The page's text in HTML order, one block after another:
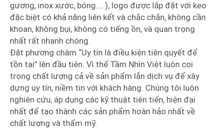
gương, inox xước, bóng…. ), logo được lắp đặt với keo
đặc biệt có khả năng liên kết và chắc chắn, không cần
khoan, không bụi, không có tiếng ồn, và quan trọng
nhất rất nhanh chóng.
Đặt phương châm “Uy tín là điều kiện tiên quyết để
tồn tại” lên đầu tiên. Vì thế Tầm Nhìn Việt luôn coi
trọng chất lượng cả về sản phẩm lẫn dịch vụ để xây
dựng uy tín, niềm tin với khách hàng. Chúng tôi luôn
nghiên cứu, áp dụng các kỹ thuật tiên tiến, hiện đại
nhất để tạo thành các sản phẩm hoàn hảo nhất về
chất lượng và thẩm mỹ.